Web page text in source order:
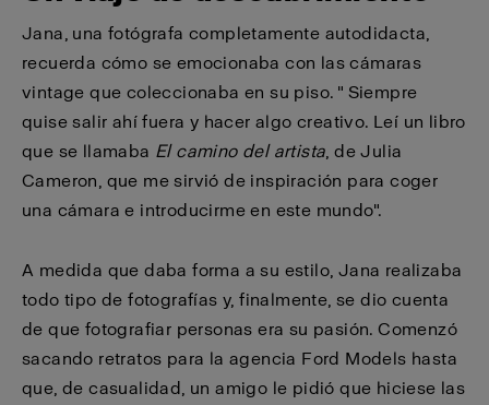
Jana, una fotógrafa completamente autodidacta,
recuerda cómo se emocionaba con las cámaras
vintage que coleccionaba en su piso. " Siempre
quise salir ahí fuera y hacer algo creativo. Leí un libro
que se llamaba El camino del artista , de Julia
Cameron, que me sirvió de inspiración para coger
una cámara e introducirme en este mundo".
A medida que daba forma a su estilo, Jana realizaba
todo tipo de fotografías y, finalmente, se dio cuenta
de que fotografiar personas era su pasión. Comenzó
sacando retratos para la agencia Ford Models hasta
que, de casualidad, un amigo le pidió que hiciese las